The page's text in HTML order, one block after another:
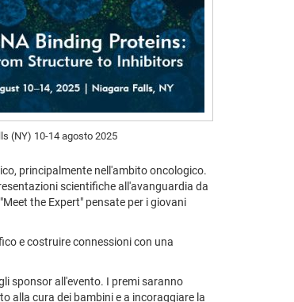
(NY) 10-14 agosto 2025
principalmente nell'ambito oncologico.
scientifiche all'avanguardia da
the Expert" pensate per i giovani
e costruire connessioni con una
sponsor all'evento. I premi saranno
alla cura dei bambini e a incoraggiare la